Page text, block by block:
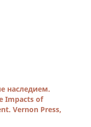
наследием.
Impacts of
Vernon Press,